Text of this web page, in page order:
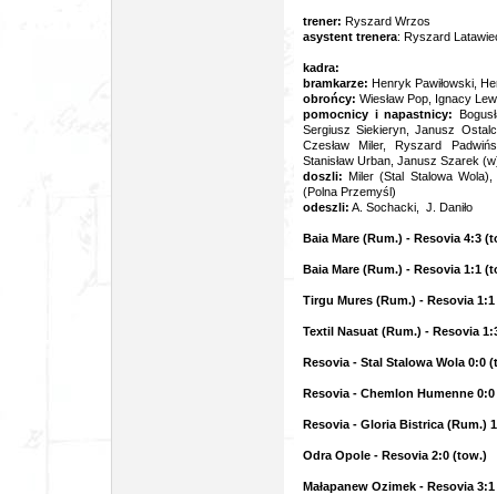
trener: Ryszard Wrzos
asystent trenera: Ryszard
kadra:
bramkarze: Henryk Pawiłowski,
obrońcy: Wiesław Pop, Ignacy
pomocnicy i napastnicy:
Sergiusz Siekieryn, Janusz
Czesław Miler, Ryszard
Stanisław Urban, Janusz Szarek
doszli:Miler (Stal Stalowa
(Polna Przemyśl)
odeszli: A. Sochacki, J. Daniło
Baia Mare (Rum.) - Resovia 4:3
Baia Mare (Rum.) - Resovia 1:1
Tirgu Mures (Rum.) - Resovia
Textil Nasuat (Rum.) - Resovia
Resovia - Stal Stalowa Wola 0:0
Resovia - Chemlon Humenne
Resovia - Gloria Bistrica (Rum.)
Odra Opole - Resovia 2:0 (tow.)
Małapanew Ozimek - Resovia